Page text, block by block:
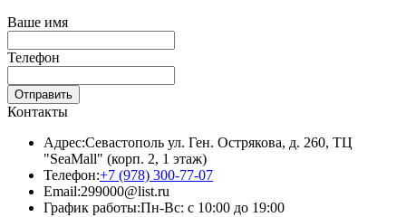
Ваше имя
Телефон
Отправить
Контакты
Адрес:Севастополь ул. Ген. Острякова, д. 260, ТЦ
"SeaMall" (корп. 2, 1 этаж)
Телефон:+7 (978) 300-77-07
Email:299000@list.ru
График работы:Пн-Вс: с 10:00 до 19:00